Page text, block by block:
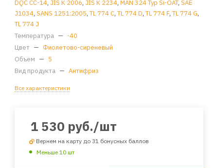
DQC CC-14, JIS K 2006, JIS K 2234, MAN 324 Typ Si-OAT, SAE
J1034, SANS 1251:2005, TL 774 C, TL 774 D, TL 774 F, TL 774 G,
TL 774 J
Температура — -40
Цвет — Фиолетово-сиреневый
Объем — 5
Вид продукта — Антифриз
Все характеристики
1 530 руб./шт
Вернем на карту до 31 бонусных баллов
Меньше 10 шт